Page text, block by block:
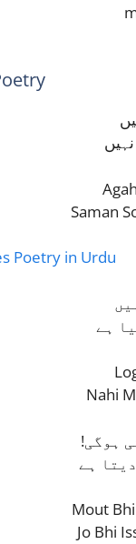
Saman
Poetry in Urdu
ہے
Nahi
ہوگی
ہے
Mout
Jo Bhi